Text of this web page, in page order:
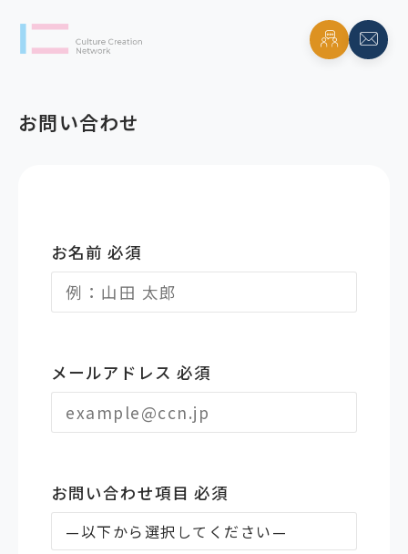
お問い合わせ
お名前 必須
メールアドレス 必須
お問い合わせ項目 必須